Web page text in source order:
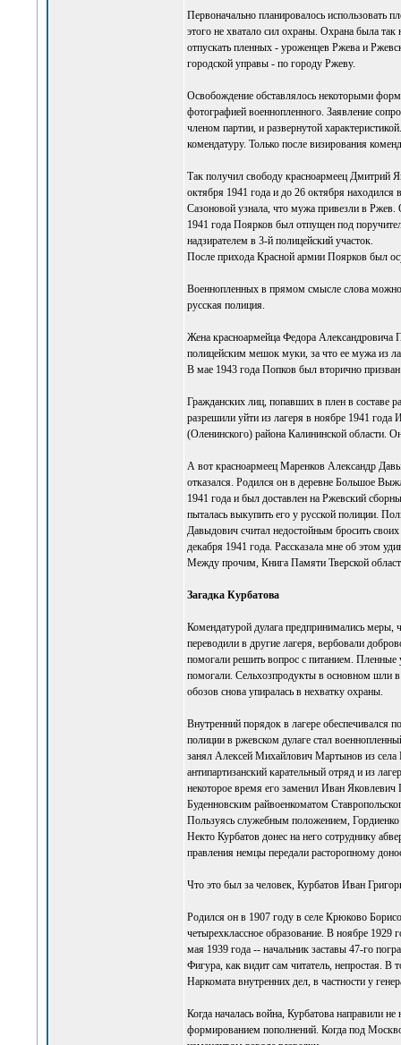
Первоначально планировалось использовать
этого не хватало сил охраны. Охрана была так
отпускать пленных - уроженцев Ржева и
городской управы - по городу Ржеву.
Освобождение обставлялось некоторыми
фотографией военнопленного. Заявление
членом партии, и развернутой
комендатуру. Только после визирования
Так получил свободу красноармеец Дмитрий
октября 1941 года и до 26 октября
Сазоновой узнала, что мужа привезли в
1941 года Поярков был отпущен под
надзирателем в 3-й полицейский участок.
После прихода Красной армии Поярков был
Военнопленных в прямом смысле слова можно
русская полиция.
Жена красноармейца Федора Александровича
полицейским мешок муки, за что ее мужа из
В мае 1943 года Попков был вторично
Гражданских лиц, попавших в плен в составе
разрешили уйти из лагеря в ноябре 1941
(Оленинского) района Калининской области.
А вот красноармеец Маренков Александр
отказался. Родился он в деревне Большое
1941 года и был доставлен на Ржевский
пыталась выкупить его у русской полиции.
Давыдович считал недостойным бросить
декабря 1941 года. Рассказала мне об этом
Между прочим, Книга Памяти Тверской
Загадка Курбатова
Комендатурой дулага предпринимались
переводили в другие лагеря, вербовали
помогали решить вопрос с питанием. Пленные
помогали. Сельхозпродукты в основном шли в
обозов снова упиралась в нехватку охраны.
Внутренний порядок в лагере обеспечивался
полиции в ржевском дулаге стал
занял Алексей Михайлович Мартынов из села
антипартизанский карательный отряд и из
некоторое время его заменил Иван
Буденновским райвоенкоматом
Пользуясь служебным положением,
Некто Курбатов донес на него сотруднику
правления немцы передали расторопному
Что это был за человек, Курбатов Иван
Родился он в 1907 году в селе Крюково
четырехклассное образование. В ноябре
мая 1939 года -- начальник заставы 47-го
Фигура, как видит сам читатель, непростая. В
Наркомата внутренних дел, в частности у
Когда началась война, Курбатова направили
формированием пополнений. Когда под